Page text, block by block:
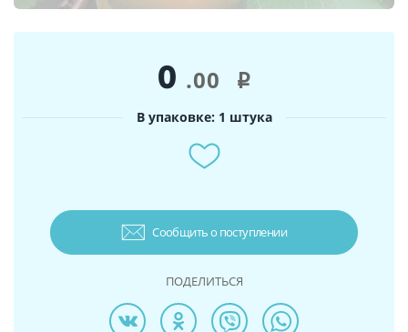
0 .00 i
В упаковке: 1 штука
Сообщить о поступлении
ПОДЕЛИТЬСЯ